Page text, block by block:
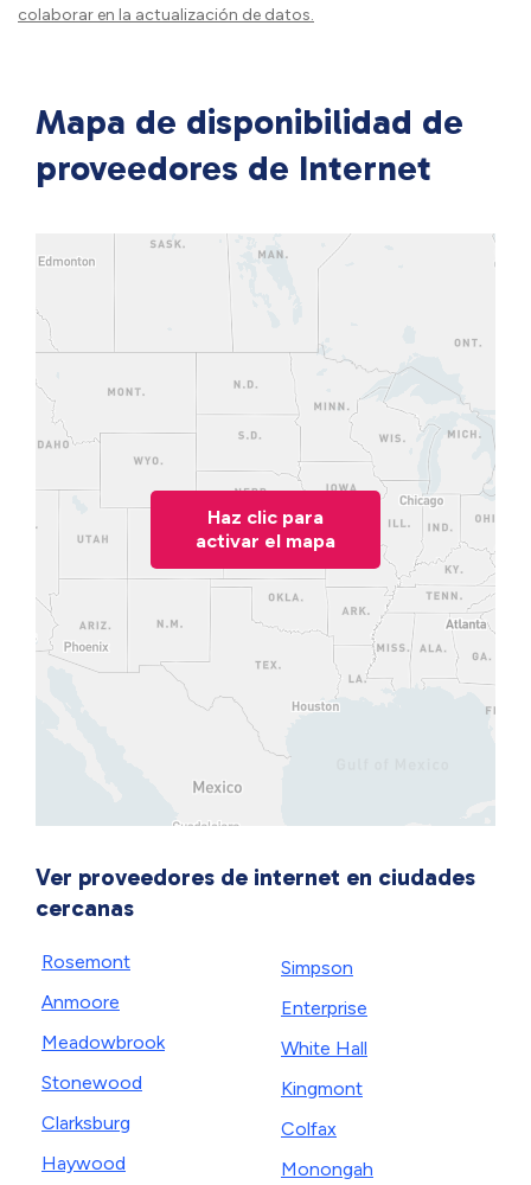
colaborar en la actualización de datos.
Mapa de disponibilidad de
proveedores de Internet
Haz clic para
activar el mapa
Ver proveedores de internet en ciudades
cercanas
Rosemont
Anmoore
Meadowbrook
Stonewood
Clarksburg
Haywood
Simpson
Enterprise
White Hall
Kingmont
Colfax
Monongah